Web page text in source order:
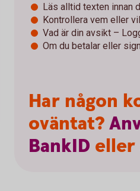
Läs alltid texten innan
Kontrollera vem eller
Vad är din avsikt –
Om du betalar eller
Har någon
oväntat?
BankID eller